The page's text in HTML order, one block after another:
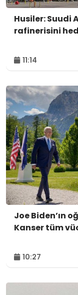
Husiler: Suudi
rafinerisini
11:14
Joe Biden’ın
Kanser tüm
10:27